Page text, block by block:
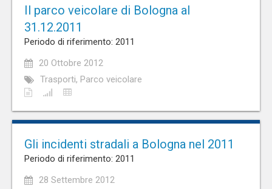
Il parco veicolare di Bologna al
31.12.2011
Periodo di riferimento: 2011
20 Ottobre 2012
Trasporti, Parco veicolare
Gli incidenti stradali a Bologna nel 2011
Periodo di riferimento: 2011
28 Settembre 2012